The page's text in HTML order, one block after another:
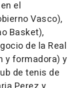
el
Vasco),
Basket),
de la Real
y formadora) y
de tenis de